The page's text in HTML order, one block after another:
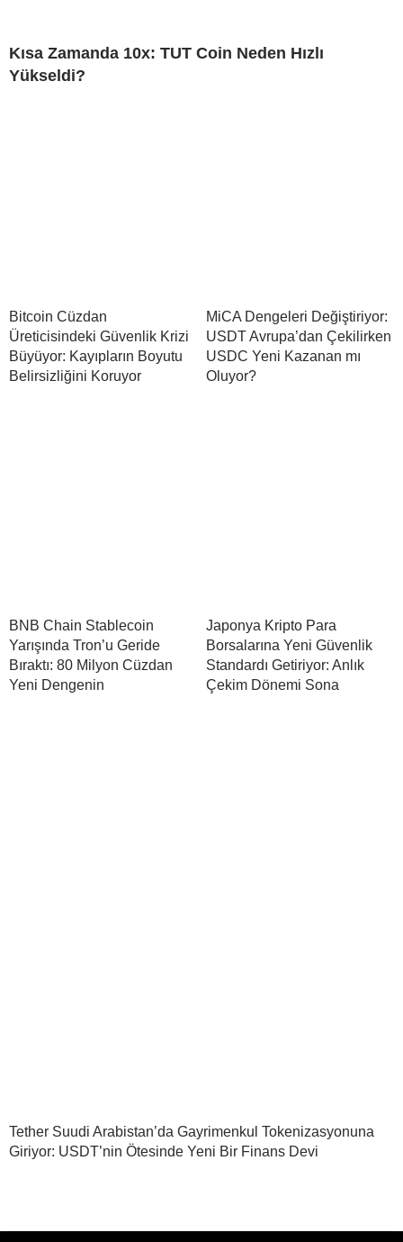
Kısa Zamanda 10x: TUT Coin Neden Hızlı
Yükseldi?
Bitcoin Cüzdan
Üreticisindeki Güvenlik Krizi
Büyüyor: Kayıpların Boyutu
Belirsizliğini Koruyor
MiCA Dengeleri Değiştiriyor:
USDT Avrupa’dan Çekilirken
USDC Yeni Kazanan mı
Oluyor?
BNB Chain Stablecoin
Yarışında Tron’u Geride
Bıraktı: 80 Milyon Cüzdan
Yeni Dengenin
Japonya Kripto Para
Borsalarına Yeni Güvenlik
Standardı Getiriyor: Anlık
Çekim Dönemi Sona
Tether Suudi Arabistan’da Gayrimenkul Tokenizasyonuna
Giriyor: USDT’nin Ötesinde Yeni Bir Finans Devi